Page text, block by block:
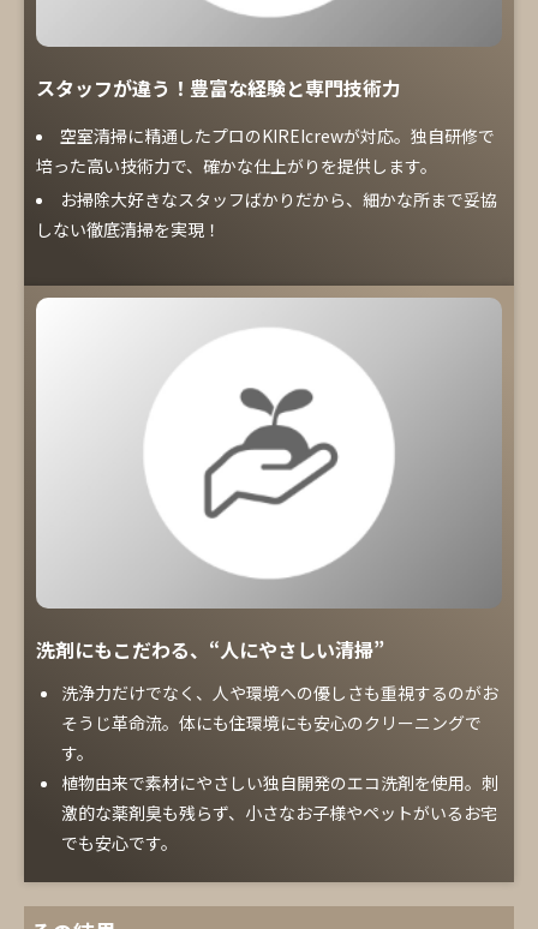
スタッフが違う！豊富な経験と専門技術力
空室清掃に精通したプロのKIREIcrewが対応。独自研修で
培った高い技術力で、確かな仕上がりを提供します。
お掃除大好きなスタッフばかりだから、細かな所まで妥協
しない徹底清掃を実現！
洗剤にもこだわる、“人にやさしい清掃”
洗浄力だけでなく、人や環境への優しさも重視するのがお
そうじ革命流。体にも住環境にも安心のクリーニングで
す。
植物由来で素材にやさしい独自開発のエコ洗剤を使用。刺
激的な薬剤臭も残らず、小さなお子様やペットがいるお宅
でも安心です。